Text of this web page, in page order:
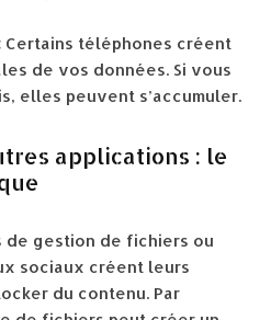
Certains téléphones créent
de vos données. Si vous
elles peuvent s’accumuler.
applications : le
de gestion de fichiers ou
sociaux créent leurs
du contenu. Par